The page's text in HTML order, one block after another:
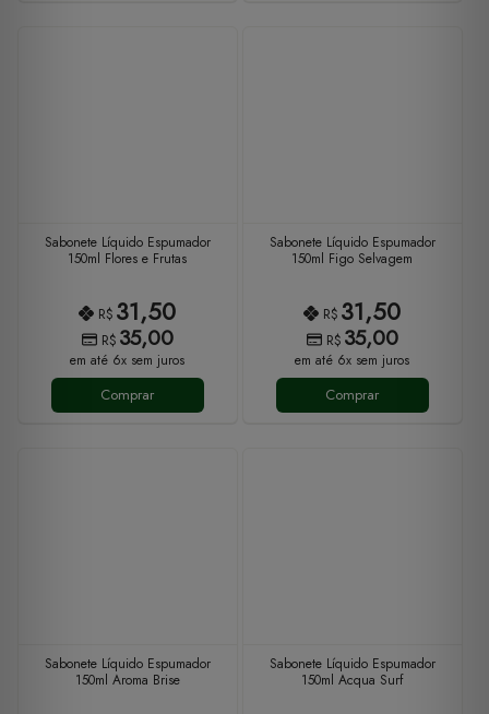
Sabonete Líquido Espumador
150ml Flores e Frutas
R$ 31,50
R$ 35,00
em até 6x sem juros
Comprar
Sabonete Líquido Espumador
150ml Figo Selvagem
R$ 31,50
R$ 35,00
em até 6x sem juros
Comprar
Sabonete Líquido Espumador
150ml Aroma Brise
Sabonete Líquido Espumador
150ml Acqua Surf